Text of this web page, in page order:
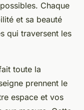
Chaque
et sa beauté
qui traversent les
toute la
prennent le
espace et vos